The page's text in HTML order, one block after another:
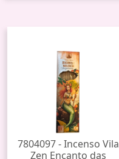
7804097 - Incenso Vila
Zen Encanto das